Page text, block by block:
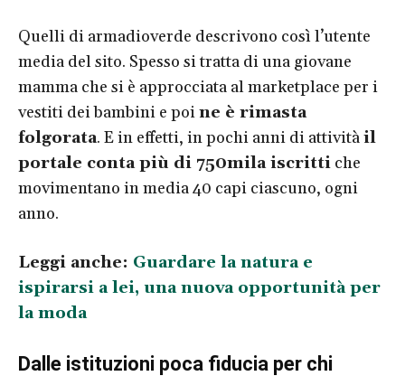
Quelli di armadioverde descrivono così l’utente
media del sito. Spesso si tratta di una giovane
mamma che si è approcciata al marketplace per i
vestiti dei bambini e poine è rimasta
folgorata. E in effetti, in pochi anni di attivitàil
portale conta più di 750mila iscritti che
movimentano in media 40 capi ciascuno, ogni
anno.
Leggi anche: Guardare la natura e
ispirarsi a lei, una nuova opportunità per
la moda
Dalle istituzioni poca fiducia per chi